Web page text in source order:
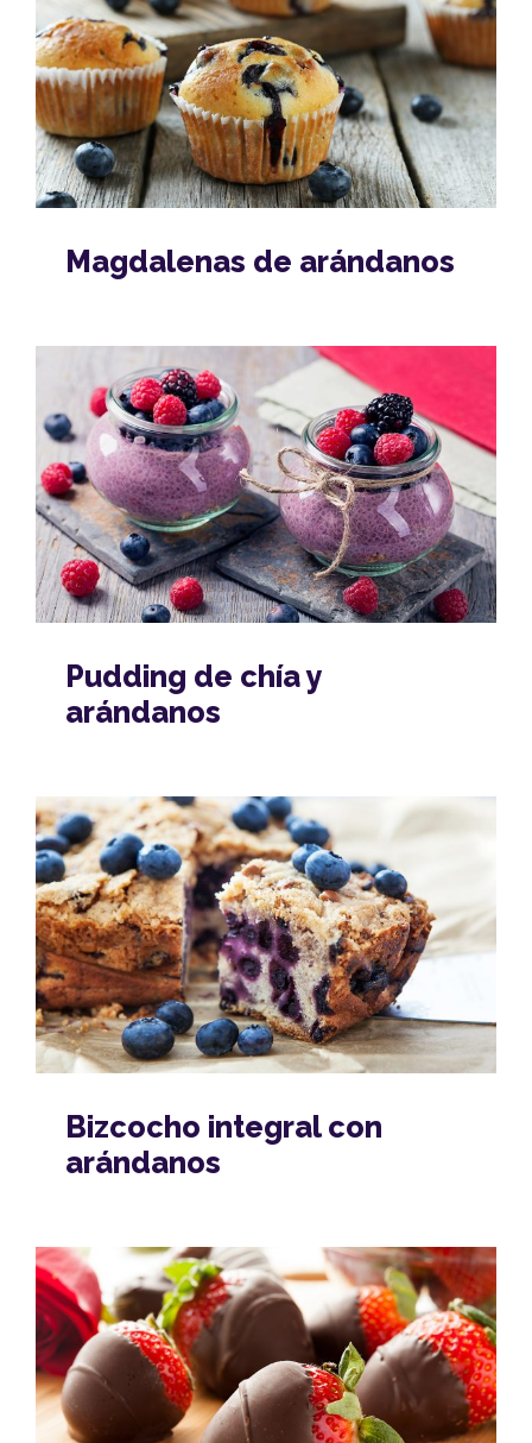
Magdalenas de arándanos
Pudding de chía y
arándanos
Bizcocho integral con
arándanos